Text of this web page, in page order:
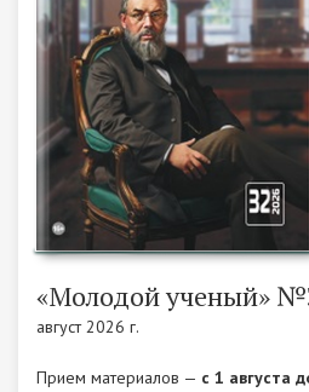
«Молодой ученый»
август 2026 г.
Прием материалов — c 1 августа